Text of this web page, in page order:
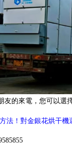
友的來電，您可以選
法！對金銀花烘干